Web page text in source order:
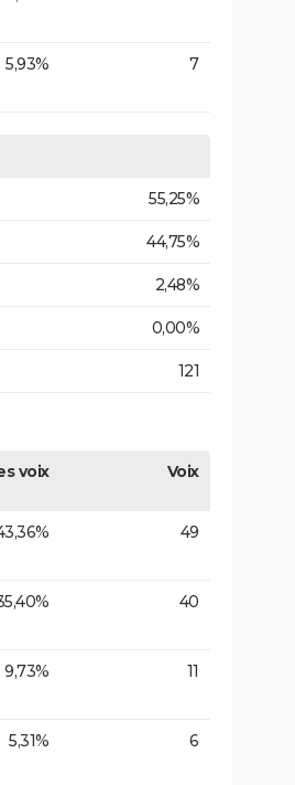
5,93% 7
55,25%
44,75%
2,48%
0,00%
121
voix Voix
49
40
9,73% 11
5,31% 6